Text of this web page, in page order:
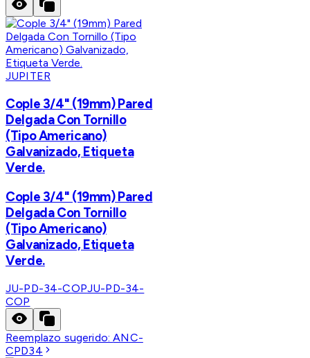
JUPITER
Cople 3/4" (19mm) Pared
Delgada Con Tornillo
(Tipo Americano)
Galvanizado, Etiqueta
Verde.
Cople 3/4" (19mm) Pared
Delgada Con Tornillo
(Tipo Americano)
Galvanizado, Etiqueta
Verde.
JU-PD-34-COPJU-PD-34-
COP
Reemplazo sugerido:ANC-
CPD34